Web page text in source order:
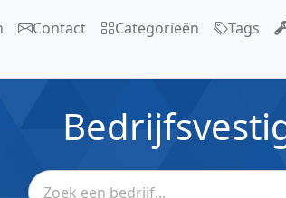
Contact Categorieën Tags